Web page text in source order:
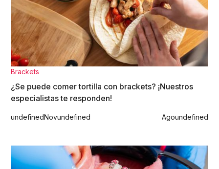
Brackets
¿Se puede comer tortilla con brackets? ¡Nuestros
especialistas te responden!
undefinedNovundefined Agoundefined